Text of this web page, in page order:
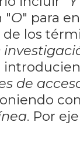
"O" para
los
de
. Por